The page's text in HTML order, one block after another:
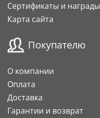
Сертификаты и награды
Карта сайта
Покупателю
О компании
Оплата
Доставка
Гарантии и возврат